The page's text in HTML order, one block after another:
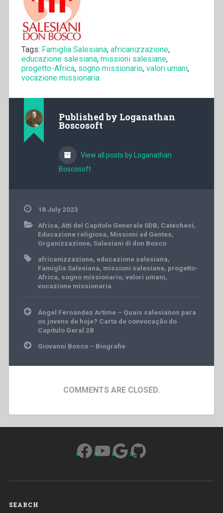
Tags: Famiglia Salesiana, africanizzazione,
educazione salesiana, missioni salesiane,
progetto-Africa, sogno missionario, valori umani,
vocazione missionaria
Published by Loganathan
Boscosoft
View all posts by Loganathan
Boscosoft
18 July 2023
Africa, Atti del Capitolo Generale SDB, Catechesi,
Educazione religiosa, Missioni ad Gentes,
Organizzazione, Salesiani di don Bosco
africanizzazione, educazione salesiana,
Famiglia Salesiana, missioni salesiane, progetto-
Africa, sogno missionario, valori umani,
vocazione missionaria
Post
navigation
Ángel Fernández Artime – Quais salesianos para
os jovens de hoje? Carta de convocação do
Capítulo Geral 28
Giovanni Bosco – Biografie
COMMENTS ARE CLOSED.
Facebook
YouTube
Google
GitHub
SEARCH